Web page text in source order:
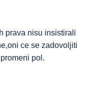
prava nisu insistirali
ce se zadovoljiti
pol.